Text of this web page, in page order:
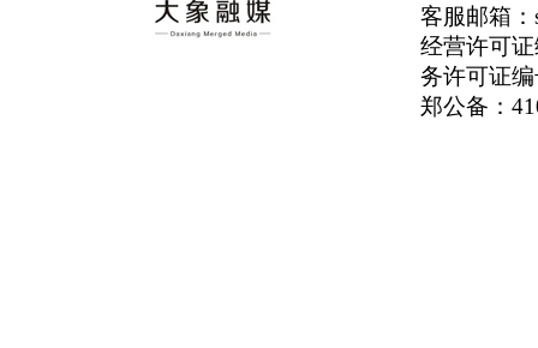
客服邮箱：
经营许可
务许可证
郑公备：